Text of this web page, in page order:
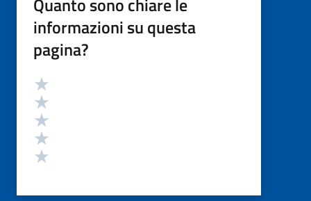
informazioni su questa
pagina?
Valutazione